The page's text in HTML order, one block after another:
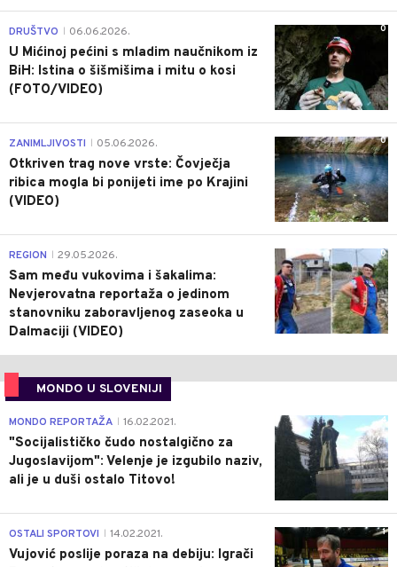
0
DRUŠTVO 06.06.2026.
U Mićinoj pećini s mladim naučnikom iz
BiH: Istina o šišmišima i mitu o kosi
(FOTO/VIDEO)
0
ZANIMLJIVOSTI 05.06.2026.
Otkriven trag nove vrste: Čovječja
ribica mogla bi ponijeti ime po Krajini
(VIDEO)
0
REGION 29.05.2026.
Sam među vukovima i šakalima:
Nevjerovatna reportaža o jedinom
stanovniku zaboravljenog zaseoka u
Dalmaciji (VIDEO)
MONDO U SLOVENIJI
4
MONDO REPORTAŽA 16.02.2021.
"Socijalističko čudo nostalgično za
Jugoslavijom": Velenje je izgubilo naziv,
ali je u duši ostalo Titovo!
1
OSTALI SPORTOVI 14.02.2021.
Vujović poslije poraza na debiju: Igrači